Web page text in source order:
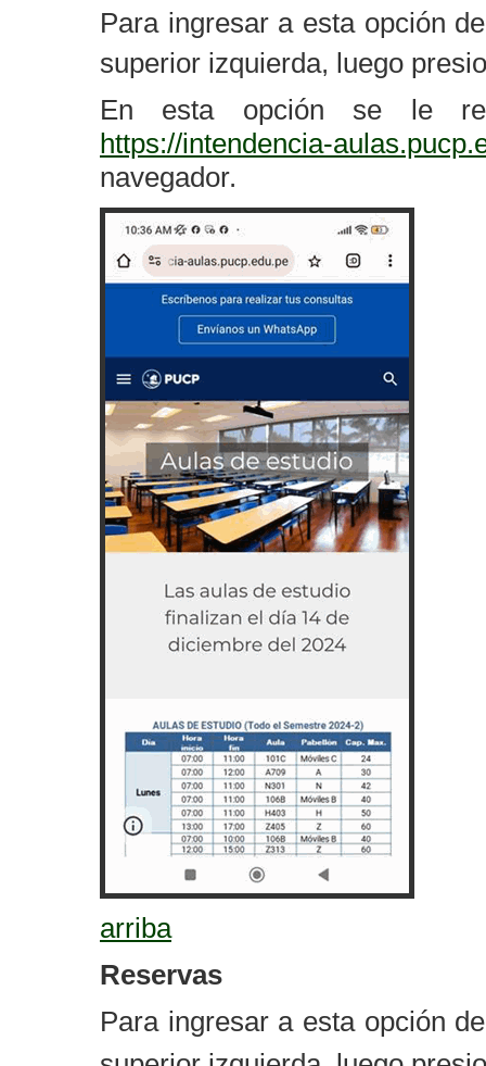
Para ingresar a esta opción
superior izquierda, luego
En esta opción se le
https://intendencia-
navegador.
arriba
Reservas
Para ingresar a esta opción